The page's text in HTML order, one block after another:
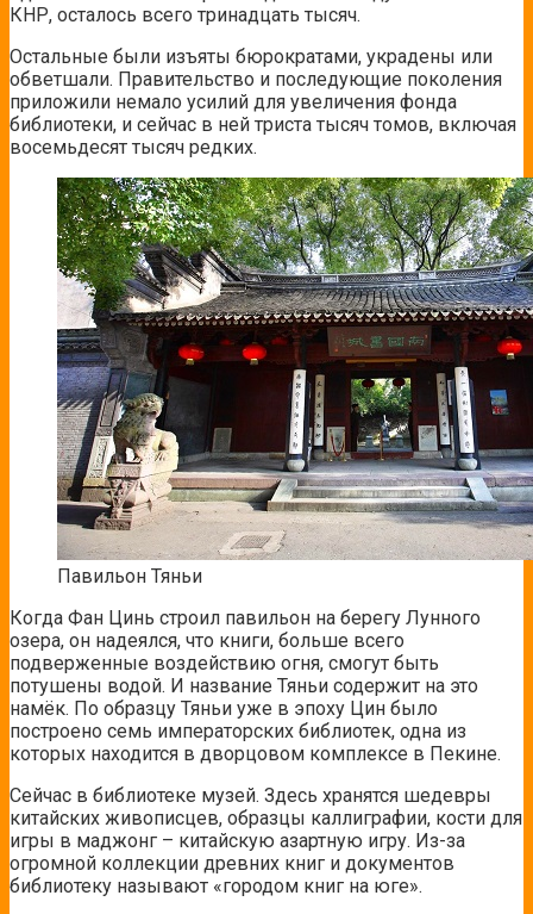
КНР, осталось всего тринадцать тысяч.
Остальные были изъяты бюрократами, украдены или
обветшали. Правительство и последующие поколения
приложили немало усилий для увеличения фонда
библиотеки, и сейчас в ней триста тысяч томов, включая
восемьдесят тысяч редких.
Павильон Тяньи
Когда Фан Цинь строил павильон на берегу Лунного
озера, он надеялся, что книги, больше всего
подверженные воздействию огня, смогут быть
потушены водой. И название Тяньи содержит на это
намёк. По образцу Тяньи уже в эпоху Цин было
построено семь императорских библиотек, одна из
которых находится в дворцовом комплексе в Пекине.
Сейчас в библиотеке музей. Здесь хранятся шедевры
китайских живописцев, образцы каллиграфии, кости для
игры в маджонг – китайскую азартную игру. Из-за
огромной коллекции древних книг и документов
библиотеку называют «городом книг на юге».